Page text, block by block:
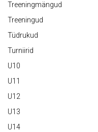
Treeningmängud
Treeningud
Tüdrukud
Turniirid
U10
U11
U12
U13
U14